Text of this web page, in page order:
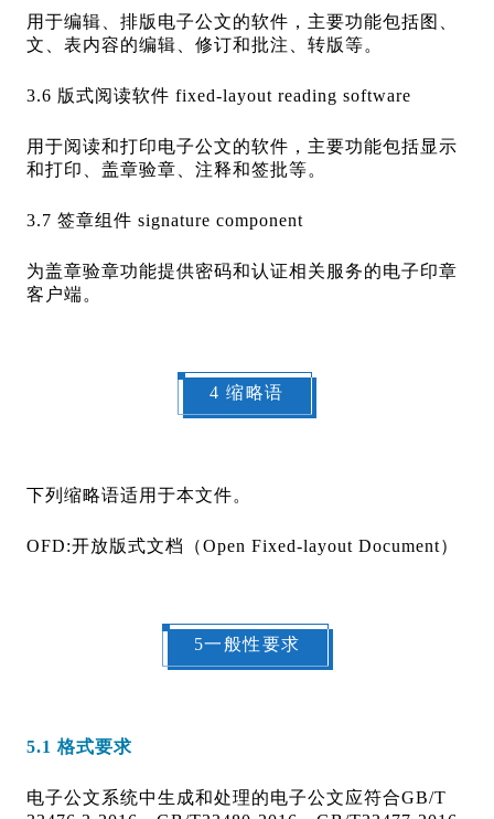
用于编辑、排版电子公文的软件，主要功能包括图、
文、表内容的编辑、修订和批注、转版等。
3.6 版式阅读软件 fixed-layout reading software
用于阅读和打印电子公文的软件，主要功能包括显示
和打印、盖章验章、注释和签批等。
3.7 签章组件 signature component
为盖章验章功能提供密码和认证相关服务的电子印章
客户端。
4 缩略语
下列缩略语适用于本文件。
OFD:开放版式文档（Open Fixed-layout Document）
5一般性要求
5.1 格式要求
电子公文系统中生成和处理的电子公文应符合GB/T